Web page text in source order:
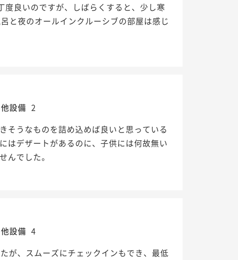
良いのですが、しばらくすると、少し寒
と夜のオールインクルーシブの部屋は感じ
設備 2
そうなものを詰め込めば良いと思っている
はデザートがあるのに、子供には何故無い
んでした。
設備 4
が、スムーズにチェックインもでき、最低